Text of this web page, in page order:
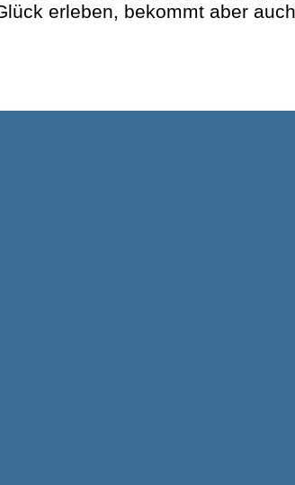
erleben, bekommt aber